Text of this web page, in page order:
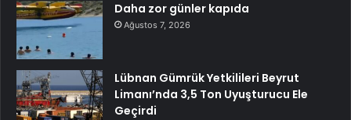
Daha zor günler kapıda
Ağustos 7, 2026
Lübnan Gümrük Yetkilileri Beyrut
Limanı’nda 3,5 Ton Uyuşturucu Ele
Geçirdi